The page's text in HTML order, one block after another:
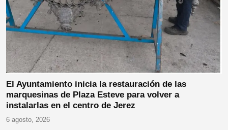
El Ayuntamiento inicia la restauración de las
marquesinas de Plaza Esteve para volver a
instalarlas en el centro de Jerez
6 agosto, 2026